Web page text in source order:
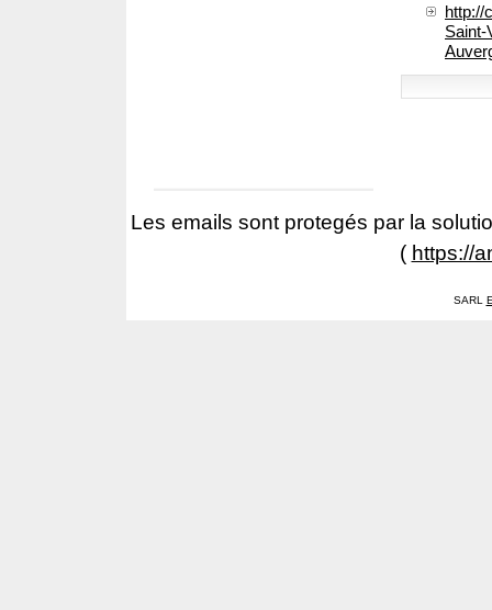
http://
Saint-
Les emails sont protegés par la
( https://
SARL